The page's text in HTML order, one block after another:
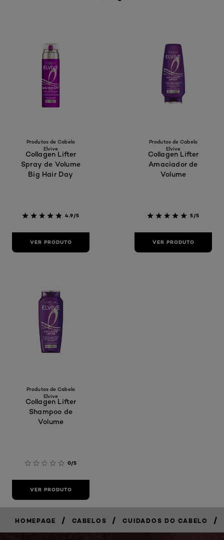
Produtos de Cabelo
Elvive
Collagen Lifter
Spray de Volume
Big Hair Day
4.9/5
VER PRODUTO
Produtos de Cabelo
Elvive
Collagen Lifter
Amaciador de
Volume
5/5
VER PRODUTO
Produtos de Cabelo
Elvive
Collagen Lifter
Shampoo de
Volume
0/5
VER PRODUTO
HOMEPAGE / CABELOS / CUIDADOS DO CABELO /